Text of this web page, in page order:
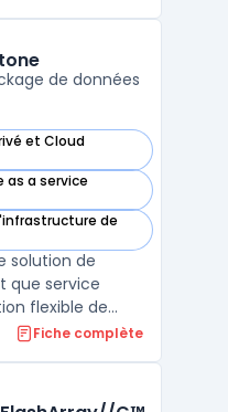
solution idéale
de données
et Cloud
cette catégorie
as a service
cette catégorie
de
cette catégorie
solution de
que service
flexible de
une gestion
de
Fiche complète